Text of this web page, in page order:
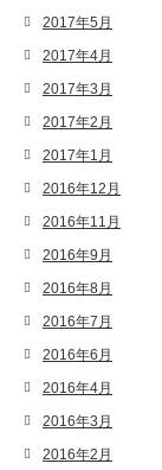
2017年5月
2017年4月
2017年3月
2017年2月
2017年1月
2016年12月
2016年11月
2016年9月
2016年8月
2016年7月
2016年6月
2016年4月
2016年3月
2016年2月